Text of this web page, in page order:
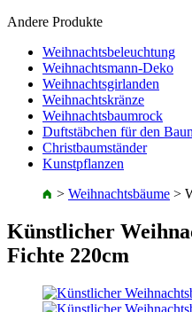
Andere Produkte
Weihnachtsbeleuchtung
Weihnachtsmann-Deko
Weihnachtsgirlanden
Weihnachtskränze
Weihnachtsbaumrock
Duftstäbchen für den
Christbaumständer
Kunstpflanzen
> Weihnachtsbäume >
Künstlicher
Fichte 220cm